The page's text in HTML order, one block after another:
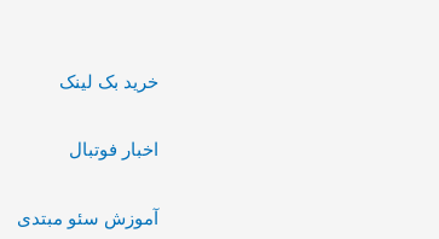
خرید بک لینک
اخبار فوتبال
آموزش سئو مبتدی